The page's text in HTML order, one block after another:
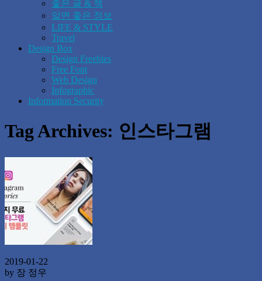
좋은 글 & 책
알면 좋은 정보
LIFE & STYLE
Travel
Design Box
Design Freebies
Free Font
Web Design
Infographic
Information Security
Tag Archives: 인스타그램
2019-01-22
by 장 정우